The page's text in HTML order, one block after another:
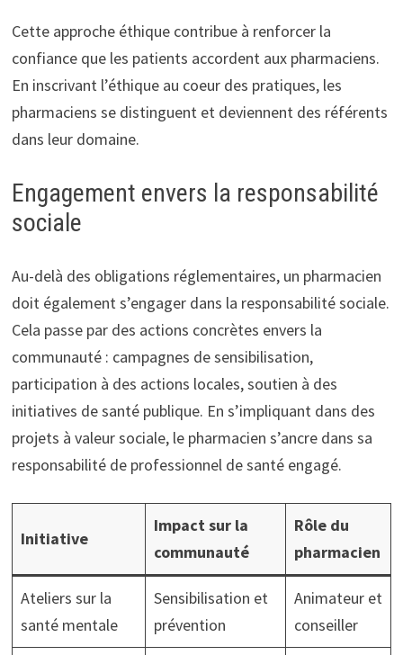
Cette approche éthique contribue à renforcer la
confiance que les patients accordent aux pharmaciens.
En inscrivant l’éthique au coeur des pratiques, les
pharmaciens se distinguent et deviennent des référents
dans leur domaine.
Engagement envers la responsabilité
sociale
Au-delà des obligations réglementaires, un pharmacien
doit également s’engager dans la responsabilité sociale.
Cela passe par des actions concrètes envers la
communauté : campagnes de sensibilisation,
participation à des actions locales, soutien à des
initiatives de santé publique. En s’impliquant dans des
projets à valeur sociale, le pharmacien s’ancre dans sa
responsabilité de professionnel de santé engagé.
Initiative
Impact sur la
communauté
Rôle du
pharmacien
Ateliers sur la
santé mentale
Sensibilisation et
prévention
Animateur et
conseiller